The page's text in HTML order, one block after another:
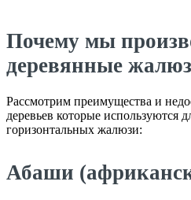
Почему мы
деревянные
Рассмотрим преимущества и
деревьев которые используются
горизонтальных жалюзи:
Абаши